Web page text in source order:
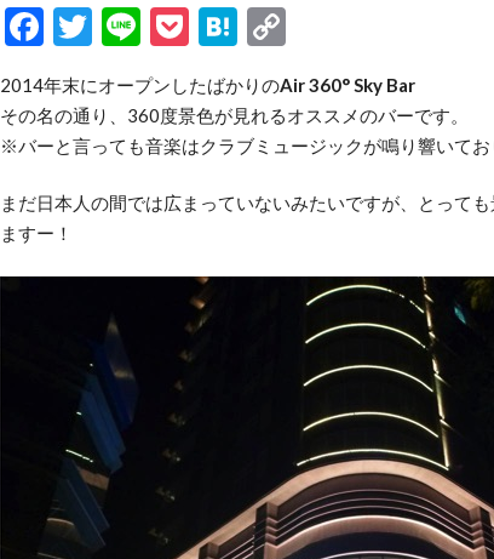
Facebook
Twitter
LinePocketHatena
Copy
2014年末にオープンしたばかりのAir 360° Sky Bar
その名の通り、360度景色が見れるオススメのバーです。
※バーと言っても音楽はクラブミュージックが鳴り響いてお
まだ日本人の間では広まっていないみたいですが、とって
ますー！